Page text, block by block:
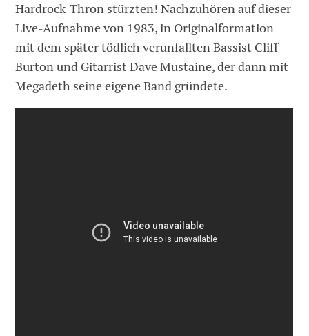
Hardrock-Thron stürzten! Nachzuhören auf dieser
Live-Aufnahme von 1983, in Originalformation
mit dem später tödlich verunfallten Bassist Cliff
Burton und Gitarrist Dave Mustaine, der dann mit
Megadeth seine eigene Band gründete.